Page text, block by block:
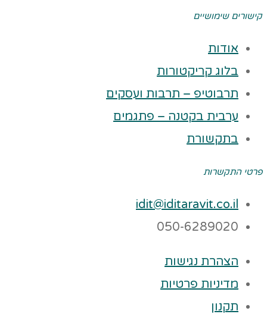
קישורים שימושיים
אודות
בלוג קריקטורות
תרבוטיפ – תרבות ועסקים
ערבית בקטנה – פתגמים
בתקשורת
פרטי התקשרות
idit@iditaravit.co.il
050-6289020
הצהרת נגישות
מדיניות פרטיות
תקנון